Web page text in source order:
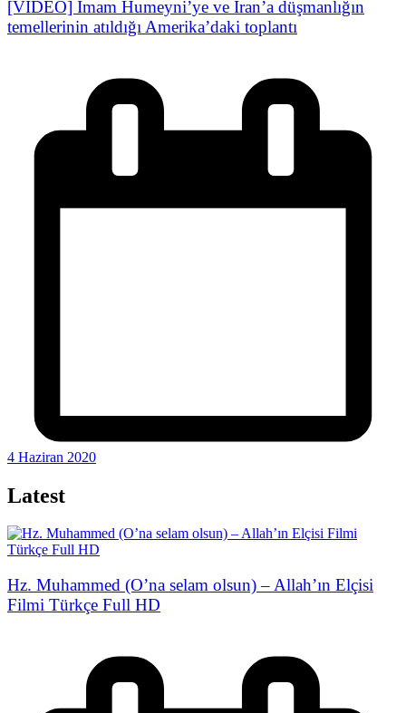
[VİDEO] İmam Humeyni’ye ve İran’a düşmanlığın
temellerinin atıldığı Amerika’daki toplantı
4 Haziran 2020
Latest
Hz. Muhammed (O’na selam olsun) – Allah’ın Elçisi
Filmi Türkçe Full HD